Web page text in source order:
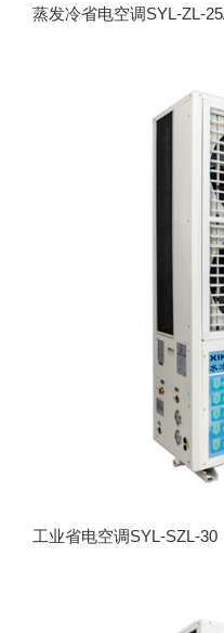
蒸发冷省电空调SYL-ZL-
工业省电空调SYL-SZL-30